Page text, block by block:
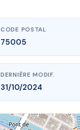
CODE POSTAL
75005
DERNIÈRE MODIF.
31/10/2024